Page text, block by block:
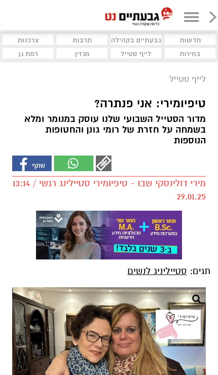
חדשות גבעתיים בקהילה תרבות
צרכנות
בחירות
לייף סטייל מגזין רמת גן
לייף סטייל
טיפיומירי: אני פנתרה?
מדור הסטייל השבועי שלנו עוסק במנומר ומלא
בשמחה על חזרת של רומי גונן והחטופות
הנוספות
מירי דולינסקי שבו - טיפיומירי סטיילינג רגשי / 13:14
29.01.25
סטייליניג לנשים